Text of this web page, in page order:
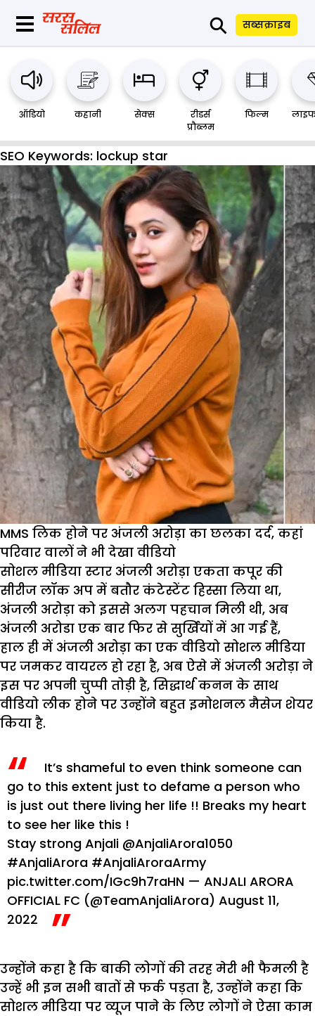
⚲ सब्सक्राइब
ऑडियो कहानी सेक्स
रीडर्स
प्रौब्लम
फिल्म
SEO Keywords: lockup star
MMS लिक होने पर अंजली अरोड़ा का छलका दर्द, कहां
परिवार वालों ने भी देखा वीडियो
सोशल मीडिया स्टार अंजली अरोड़ा एकता कपूर की
सीरीज लॉक अप में बतौर कंटेस्टेंट हिस्सा लिया था,
अंजली अरोड़ा को इससे अलग पहचान मिली थी, अब
अंजली अरोडा एक बार फिर से सुर्खियों में आ गई हैं,
हाल ही में अंजली अरोड़ा का एक वीडियो सोशल मीडिया
पर जमकर वायरल हो रहा है, अब ऐसे में अंजली अरोड़ा ने
इस पर अपनी चुप्पी तोड़ी है, सिद्धार्थ कनन के साथ
वीडियो लीक होने पर उन्होंने बहुत इमोशनल मैसेज शेयर
किया है.
It’s shameful to even think someone can
go to this extent just to defame a person who
is just out there living her life !! Breaks my heart
to see her like this !
Stay strong Anjali @AnjaliArora1050
#AnjaliArora #AnjaliAroraArmy
pic.twitter.com/IGc9h7raHN — ANJALI ARORA
OFFICIAL FC (@TeamAnjaliArora) August 11,
2022
उन्होंने कहा है कि बाकी लोगों की तरह मेरी भी फैमली है
उन्हें भी इन सभी बातों से फर्क पड़ता है, उन्होंने कहा कि
सोशल मीडिया पर व्यूज पाने के लिए लोगों ने ऐसा काम